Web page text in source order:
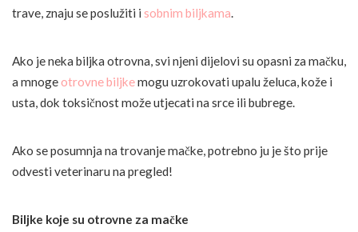
trave, znaju se poslužiti i sobnim biljkama.
Ako je neka biljka otrovna, svi njeni dijelovi su opasni za mačku,
a mnogeotrovne biljkemogu uzrokovati upalu želuca, kože i
usta, dok toksičnost može utjecati na srce ili bubrege.
Ako se posumnja na trovanje mačke, potrebno ju je što prije
odvesti veterinaru na pregled!
Biljke koje su otrovne za mačke